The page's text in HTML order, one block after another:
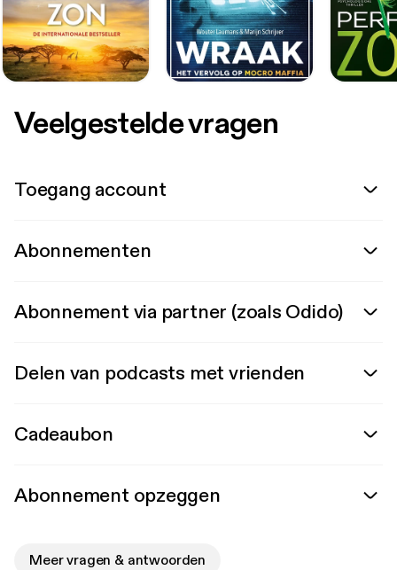
Veelgestelde vragen
Toegang account
Abonnementen
Abonnement via partner (zoals Odido)
Delen van podcasts met vrienden
Cadeaubon
Abonnement opzeggen
Meer vragen & antwoorden